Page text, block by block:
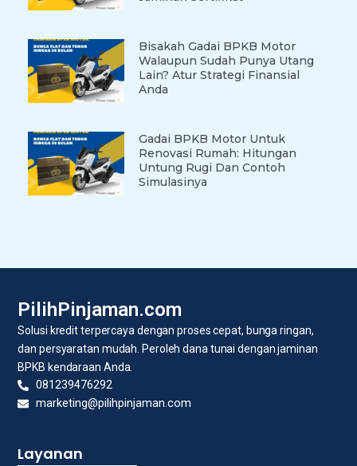
Bisakah Gadai BPKB Motor
Walaupun Sudah Punya Utang
Lain? Atur Strategi Finansial
Anda
Gadai BPKB Motor Untuk
Renovasi Rumah: Hitungan
Untung Rugi Dan Contoh
Simulasinya
PilihPinjaman.com
Solusi kredit terpercaya dengan proses cepat, bunga ringan,
dan persyaratan mudah. Peroleh dana tunai dengan jaminan
BPKB kendaraan Anda.
081239476292
marketing@pilihpinjaman.com
Layanan